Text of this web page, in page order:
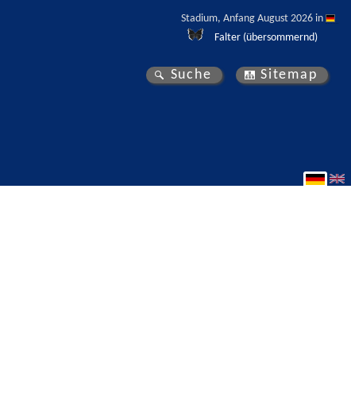
Stadium, Anfang August 2026 in
Falter (übersommernd)
Suche Sitemap